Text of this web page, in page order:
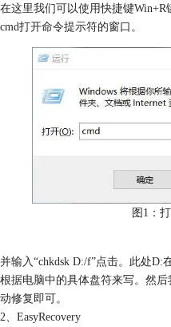
在这里我们可以使用快捷键Win+R
cmd打开命令提示符的窗口。
图1：
并输入“chkdsk D:/f”点击。此处
根据电脑中的具体盘符来写。然
动修复即可。
2、EasyRecovery